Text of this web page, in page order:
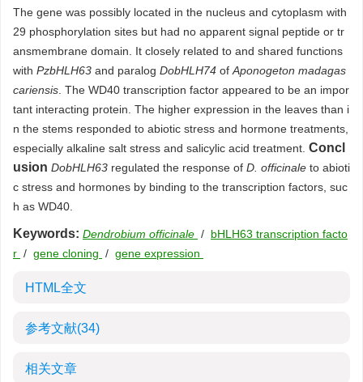
The gene was possibly located in the nucleus and cytoplasm with
29 phosphorylation sites but had no apparent signal peptide or tr
ansmembrane domain. It closely related to and shared functions
with PzbHLH63 and paralog DobHLH74 of Aponogeton madagas
cariensis . The WD40 transcription factor appeared to be an impor
tant interacting protein. The higher expression in the leaves than i
n the stems responded to abiotic stress and hormone treatments,
especially alkaline salt stress and salicylic acid treatment. Concl
usion DobHLH63 regulated the response of D. officinale to abioti
c stress and hormones by binding to the transcription factors, suc
h as WD40.
Keywords: Dendrobium officinale / bHLH63 transcription facto
r / gene cloning / gene expression
HTML全文
参考文献(34)
相关文章